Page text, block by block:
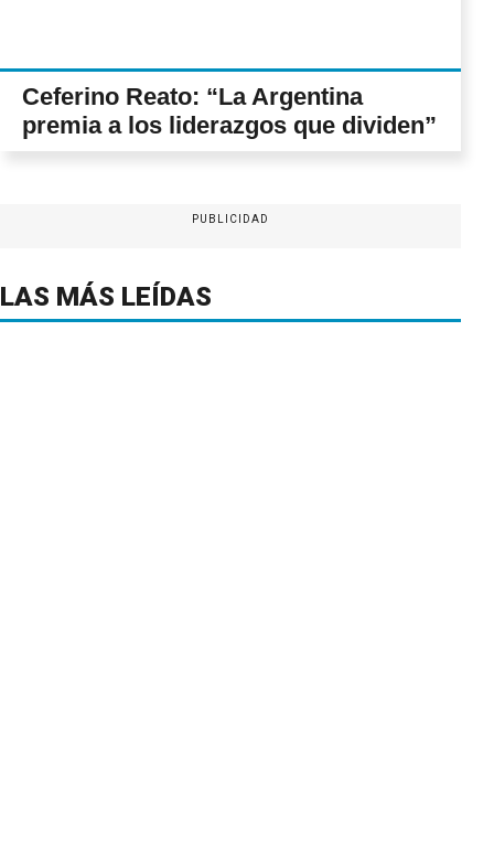
Ceferino Reato: “La Argentina
premia a los liderazgos que dividen”
PUBLICIDAD
LAS MÁS LEÍDAS